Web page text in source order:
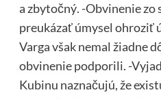
a zbytočný. -Obvinenie zo
preukázať úmysel ohroziť
Varga však nemal žiadne
obvinenie podporili. -
Kubinu naznačujú, že